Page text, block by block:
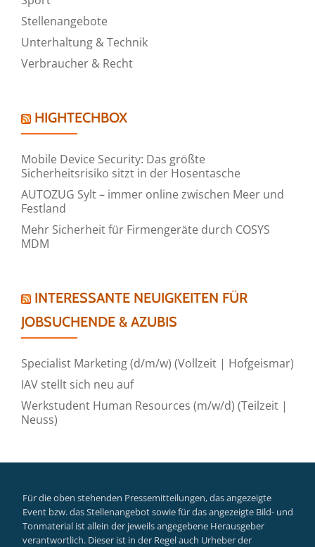
Stellenangebote
Unterhaltung & Technik
Verbraucher & Recht
HIGHTECHBOX
Mobile Device Security: Das größte
Sicherheitsrisiko sitzt in der Hosentasche
AUTOZUG Sylt – immer online zwischen Meer und
Festland
Mehr Sicherheit für Firmengeräte durch COSYS
MDM
INTERESSANTE NEUIGKEITEN FÜR
JOBSUCHENDE & AZUBIS
Specialist Marketing (d/m/w) (Vollzeit | Hofgeismar)
IAV stellt sich neu auf
Werkstudent Human Resources (m/w/d) (Teilzeit |
Neuss)
Für die oben stehenden Pressemitteilungen, das angezeigte
Event bzw. das Stellenangebot sowie für das angezeigte Bild- und
Tonmaterial ist allein der jeweils angegebene Herausgeber
verantwortlich. Dieser ist in der Regel auch Urheber der